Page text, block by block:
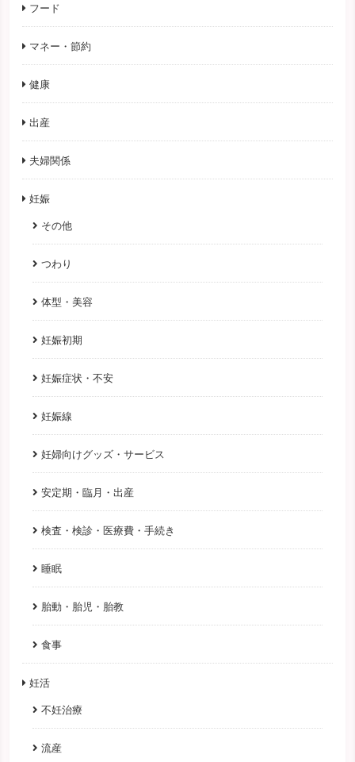
フード
マネー・節約
健康
出産
夫婦関係
妊娠
その他
つわり
体型・美容
妊娠初期
妊娠症状・不安
妊娠線
妊婦向けグッズ・サービス
安定期・臨月・出産
検査・検診・医療費・手続き
睡眠
胎動・胎児・胎教
食事
妊活
不妊治療
流産